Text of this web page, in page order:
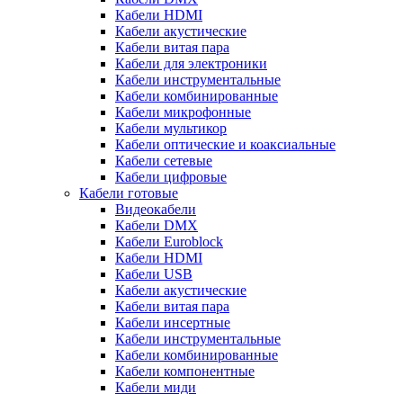
Кабели HDMI
Кабели акустические
Кабели витая пара
Кабели для электроники
Кабели инструментальные
Кабели комбинированные
Кабели микрофонные
Кабели мультикор
Кабели оптические и коаксиальные
Кабели сетевые
Кабели цифровые
Кабели готовые
Видеокабели
Кабели DMX
Кабели Euroblock
Кабели HDMI
Кабели USB
Кабели акустические
Кабели витая пара
Кабели инсертные
Кабели инструментальные
Кабели комбинированные
Кабели компонентные
Кабели миди